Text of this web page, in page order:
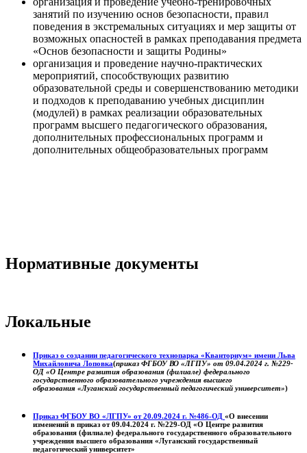
занятий по изучению основ безопасности, правил
поведения в экстремальных ситуациях и мер защиты от
возможных опасностей в рамках преподавания предмета
«Основ безопасности и защиты Родины»
организация и проведение научно-практических
мероприятий, способствующих развитию
образовательной среды и совершенствованию методики
и подходов к преподаванию учебных дисциплин
(модулей) в рамках реализации образовательных
программ высшего педагогического образования,
дополнительных профессиональных программ и
дополнительных общеобразовательных программ
Нормативные документы
Локальные
Приказ о создании педагогического технопарка «Кванториум» имени Льва
Михайловича Лоповка(приказ ФГБОУ ВО «ЛГПУ» от 09.04.2024 г. №229-
ОД «О Центре развития образования (филиале) федерального
государственного образовательного учреждения высшего
образования «Луганский государственный педагогический университет»)
Приказ ФГБОУ ВО «ЛГПУ» от 20.09.2024 г. №486-ОД «О внесении
изменений в приказ от 09.04.2024 г. №229-ОД «О Центре развития
образования (филиале) федерального государственного образовательного
учреждения высшего образования «Луганский государственный
педагогический университет»